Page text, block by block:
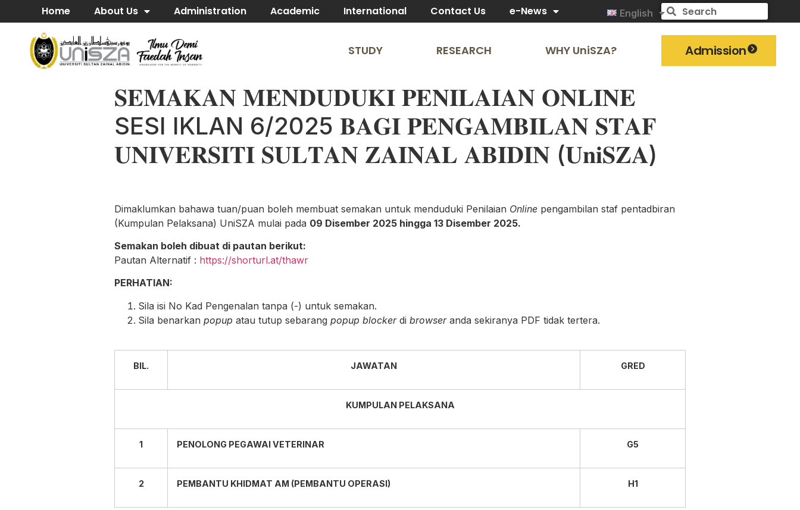
Home About Us Administration Academic International Contact Us e-News English
STUDY RESEARCH WHY UniSZA? Admission
𝐒𝐄𝐌𝐀𝐊𝐀𝐍 𝐌𝐄𝐍𝐃𝐔𝐃𝐔𝐊𝐈 𝐏𝐄𝐍𝐈𝐋𝐀𝐈𝐀𝐍 𝐎𝐍𝐋𝐈𝐍𝐄
SESI IKLAN 6/2025 𝐁𝐀𝐆𝐈 𝐏𝐄𝐍𝐆𝐀𝐌𝐁𝐈𝐋𝐀𝐍 𝐒𝐓𝐀𝐅
𝐔𝐍𝐈𝐕𝐄𝐑𝐒𝐈𝐓𝐈 𝐒𝐔𝐋𝐓𝐀𝐍 𝐙𝐀𝐈𝐍𝐀𝐋 𝐀𝐁𝐈𝐃𝐈𝐍 (𝐔𝐧𝐢𝐒𝐙𝐀)
Dimaklumkan bahawa tuan/puan boleh membuat semakan untuk menduduki Penilaian Online pengambilan staf pentadbiran
(Kumpulan Pelaksana) UniSZA mulai pada 09 Disember 2025 hingga 13 Disember 2025.
Semakan boleh dibuat di pautan berikut:
Pautan Alternatif : https://shorturl.at/thawr
PERHATIAN:
Sila isi No Kad Pengenalan tanpa (-) untuk semakan.
Sila benarkan popup atau tutup sebarang popup blocker di browseranda sekiranya PDF tidak tertera.
BIL. JAWATAN GRED
KUMPULAN PELAKSANA
1 PENOLONG PEGAWAI VETERINAR G5
2 PEMBANTU KHIDMAT AM (PEMBANTU OPERASI) H1